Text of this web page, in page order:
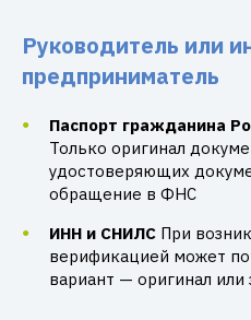
Руководитель или
предприниматель
Паспорт гражданина
Только оригинал
удостоверяющих
обращение в ФНС
ИНН и СНИЛС При
верификацией может
вариант — оригинал или